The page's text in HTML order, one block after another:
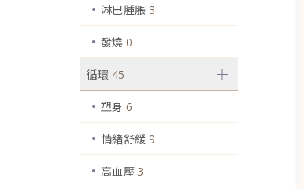
淋巴腫脹 3
發燒 0
循環 45
塑身 6
情緒舒緩 9
高血壓 3